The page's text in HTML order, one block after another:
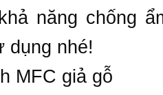
năng chống
dụng nhé!
MFC giả gỗ